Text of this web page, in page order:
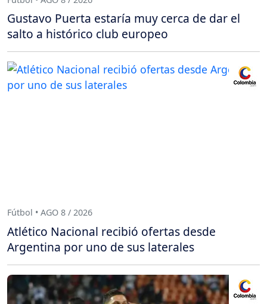
Gustavo Puerta estaría muy cerca de dar el
salto a histórico club europeo
Fútbol • AGO 8 / 2026
Atlético Nacional recibió ofertas desde
Argentina por uno de sus laterales